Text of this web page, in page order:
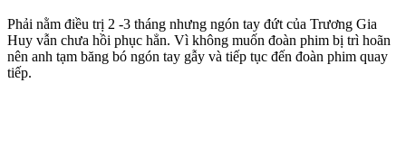
Phải nằm điều trị 2 -3 tháng nhưng ngón tay đứt của Trương Gia
Huy vẫn chưa hồi phục hẳn. Vì không muốn đoàn phim bị trì hoãn
nên anh tạm băng bó ngón tay gẫy và tiếp tục đến đoàn phim quay
tiếp.